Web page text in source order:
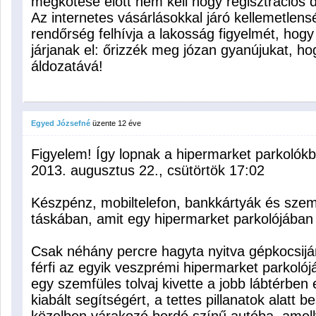
Az internetes vásárlásokkal járó
rendőrség felhívja a lakosság figyelmét,
járjanak el: őrizzék meg józan gyanújukat,
áldozatává!
Egyed Józsefné üzente 12 éve
Figyelem! Így lopnak a hipermarket
2013. augusztus 22., csütörtök 17:02
Készpénz, mobiltelefon, bankkártyák és
táskában, amit egy hipermarket
Csak néhány percre hagyta nyitva
férfi az egyik veszprémi hipermarket
egy szemfüles tolvaj kivette a jobb lábtérben
kiabált segítségért, a tettes pillanatok alatt